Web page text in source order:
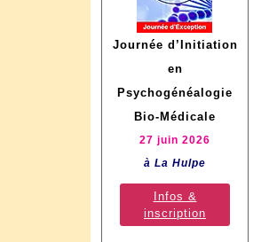
Journée d’Initiation
en
Psychogénéalogie
Bio-Médicale
27 juin 2026
à La Hulpe
Infos &
inscription